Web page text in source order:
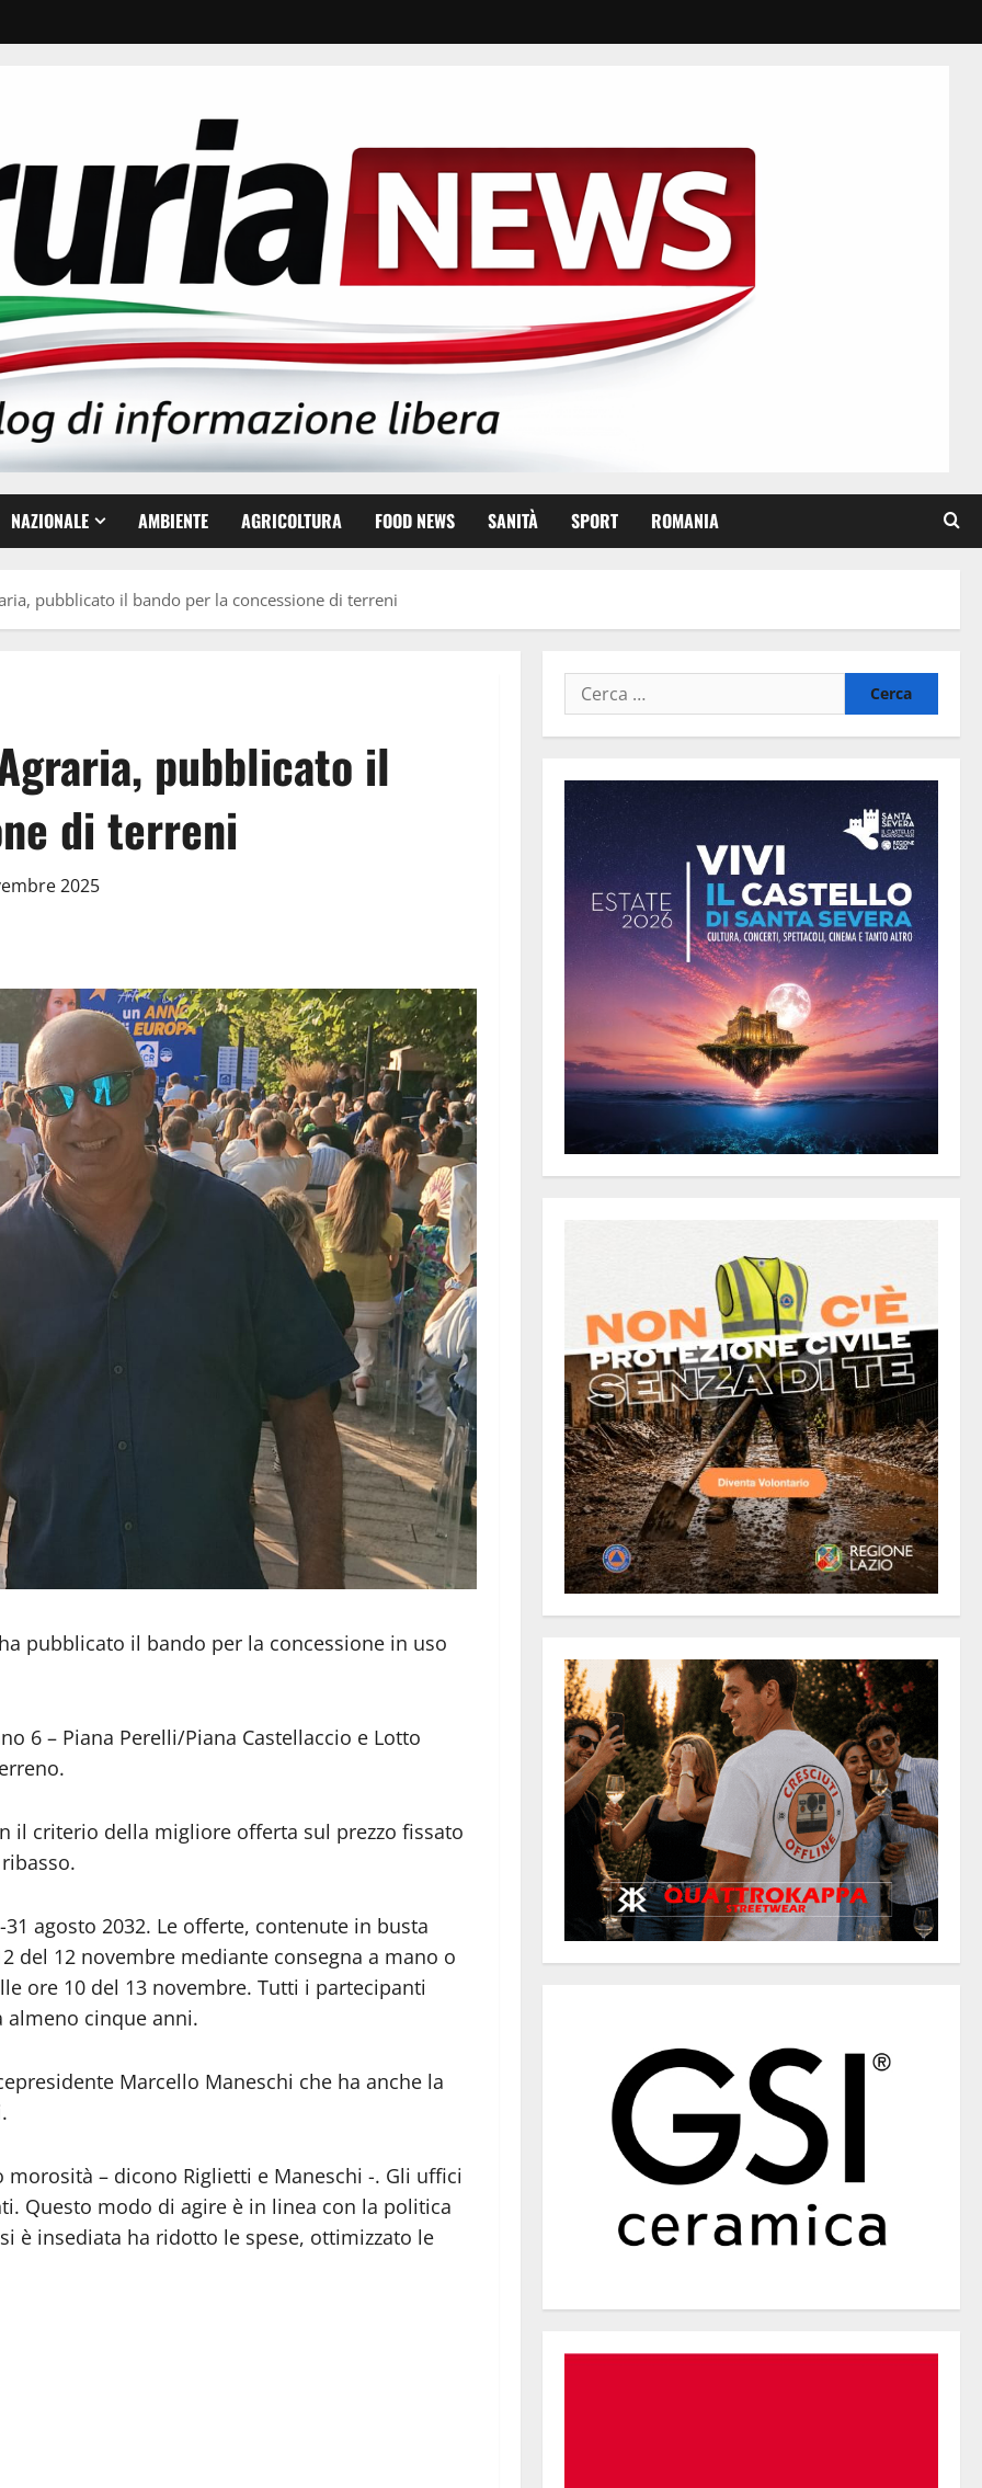
NAZIONALE AMBIENTE AGRICOLTURA FOOD NEWS SANITÀ SPORT ROMANIA
pubblicato il bando per la concessione di terreni
pubblicato il
di terreni
2025
pubblicato il bando per la concessione in uso
6 – Piana Perelli/Piana Castellaccio e Lotto
il criterio della migliore offerta sul prezzo fissato
agosto 2032. Le offerte, contenute in busta
del 12 novembre mediante consegna a mano o
ore 10 del 13 novembre. Tutti i partecipanti
almeno cinque anni.
Marcello Maneschi che ha anche la
– dicono Riglietti e Maneschi -. Gli uffici
Questo modo di agire è in linea con la politica
è insediata ha ridotto le spese, ottimizzato le
Ricerca
per: